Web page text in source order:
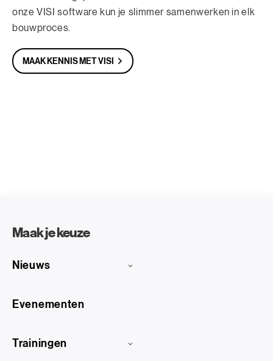
onze VISI software kun je slimmer samenwerken in elk
bouwproces.
MAAK KENNIS MET VISI
Maak je keuze
Nieuws
Evenementen
Trainingen